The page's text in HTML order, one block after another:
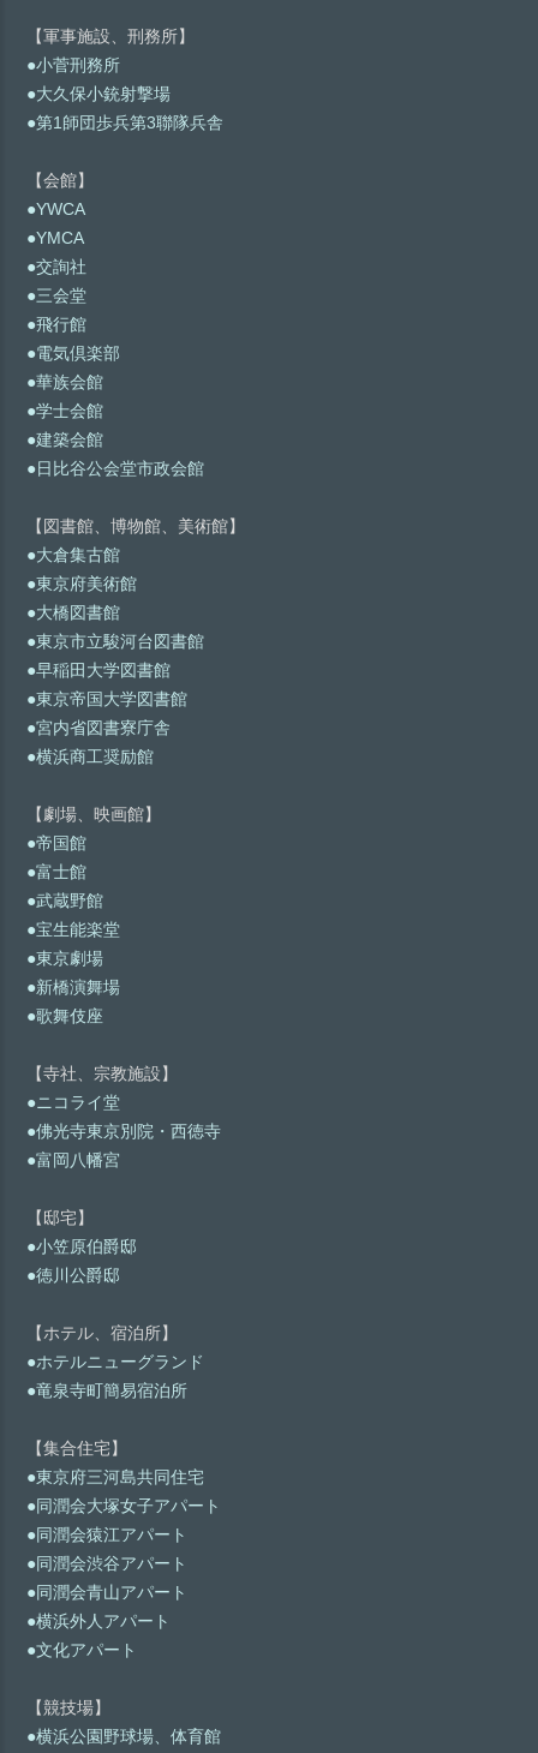
【軍事施設、刑務所】
●小菅刑務所
●大久保小銃射撃場
●第1師団歩兵第3聯隊兵舎
【会館】
●YWCA
●YMCA
●交詢社
●三会堂
●飛行館
●電気倶楽部
●華族会館
●学士会館
●建築会館
●日比谷公会堂市政会館
【図書館、博物館、美術館】
●大倉集古館
●東京府美術館
●大橋図書館
●東京市立駿河台図書館
●早稲田大学図書館
●東京帝国大学図書館
●宮内省図書寮庁舎
●横浜商工奨励館
【劇場、映画館】
●帝国館
●富士館
●武蔵野館
●宝生能楽堂
●東京劇場
●新橋演舞場
●歌舞伎座
【寺社、宗教施設】
●ニコライ堂
●佛光寺東京別院・西徳寺
●富岡八幡宮
【邸宅】
●小笠原伯爵邸
●徳川公爵邸
【ホテル、宿泊所】
●ホテルニューグランド
●竜泉寺町簡易宿泊所
【集合住宅】
●東京府三河島共同住宅
●同潤会大塚女子アパート
●同潤会猿江アパート
●同潤会渋谷アパート
●同潤会青山アパート
●横浜外人アパート
●文化アパート
【競技場】
●横浜公園野球場、体育館